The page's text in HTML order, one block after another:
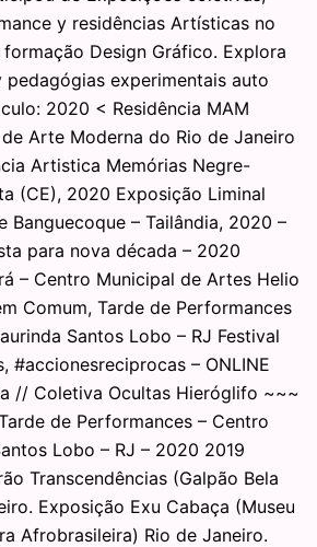
y residências Artísticas no
Design Gráfico. Explora
experimentais auto
2020 < Residência MAM
Arte Moderna do Rio de Janeiro
Artistica Memórias Negre-
(CE), 2020 Exposição Liminal
Banguecoque – Tailândia, 2020 –
para nova década – 2020
– Centro Municipal de Artes Helio
Comum, Tarde de Performances
Santos Lobo – RJ Festival
#accionesreciprocas – ONLINE
// Coletiva Ocultas Hieróglifo ~~~
de Performances – Centro
Lobo – RJ – 2020 2019
Transcendências (Galpão Bela
Exposição Exu Cabaça (Museu
Afrobrasileira) Rio de Janeiro.